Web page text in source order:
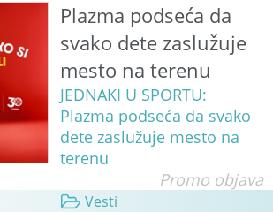
Plazma podseća da
svako dete zaslužuje
mesto na terenu
JEDNAKI U SPORTU:
Plazma podseća da svako
dete zaslužuje mesto na
terenu
Promo objava
Vesti